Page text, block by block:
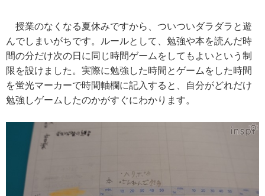
授業のなくなる夏休みですから、ついついダラダラと遊
んでしまいがちです。ルールとして、勉強や本を読んだ時
間の分だけ次の日に同じ時間ゲームをしてもよいという制
限を設けました。実際に勉強した時間とゲームをした時間
を蛍光マーカーで時間軸欄に記入すると、自分がどれだけ
勉強しゲームしたのかがすぐにわかります。